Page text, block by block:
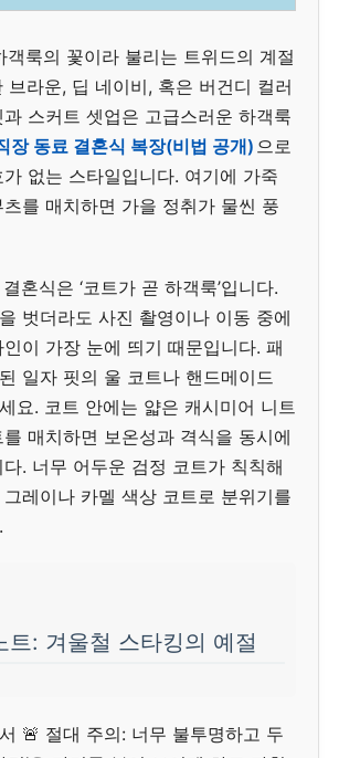
객룩의 꽃이라 불리는 트위드의 계절
브라운, 딥 네이비, 혹은 버건디 컬러
스커트 셋업은 고급스러운 하객룩
장 동료 결혼식 복장(비법 공개) 으로
없는 스타일입니다. 여기에 가죽
를 매치하면 가을 정취가 물씬 풍
결혼식은 ‘코트가 곧 하객룩’입니다.
벗더라도 사진 촬영이나 이동 중에
이 가장 눈에 띄기 때문입니다. 패
일자 핏의 울 코트나 핸드메이드
요. 코트 안에는 얇은 캐시미어 니트
매치하면 보온성과 격식을 동시에
. 너무 어두운 검정 코트가 칙칙해
그레이나 카멜 색상 코트로 분위기를
: 겨울철 스타킹의 예절
🚨 절대 주의: 너무 불투명하고 두